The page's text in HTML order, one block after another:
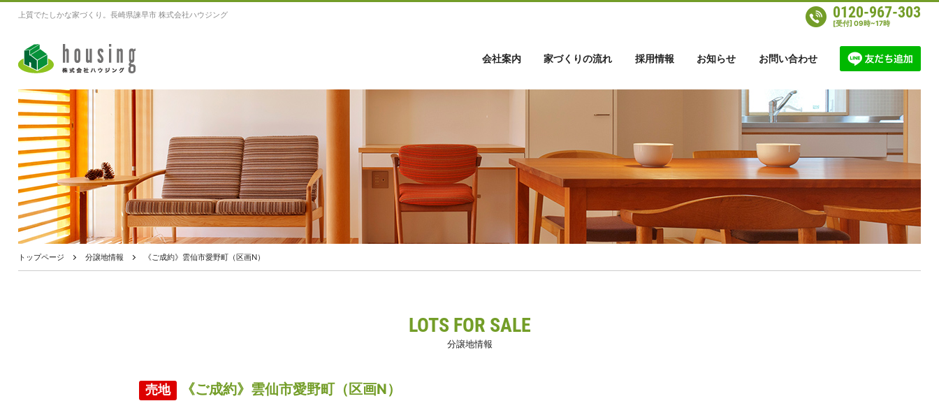
上質でたしかな家づくり。長崎県諫早市 株式会社ハウジング 0120-967-303
[受付] 09時~17時
会社案内 家づくりの流れ 採用情報 お知らせ お問い合わせ
トップページ 分譲地情報 《ご成約》雲仙市愛野町（区画N）
LOTS FOR SALE
分譲地情報
売地 《ご成約》雲仙市愛野町（区画N）